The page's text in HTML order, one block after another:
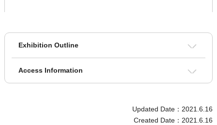
Exhibition Outline
Access Information
Updated Date：2021.6.16
Created Date：2021.6.16